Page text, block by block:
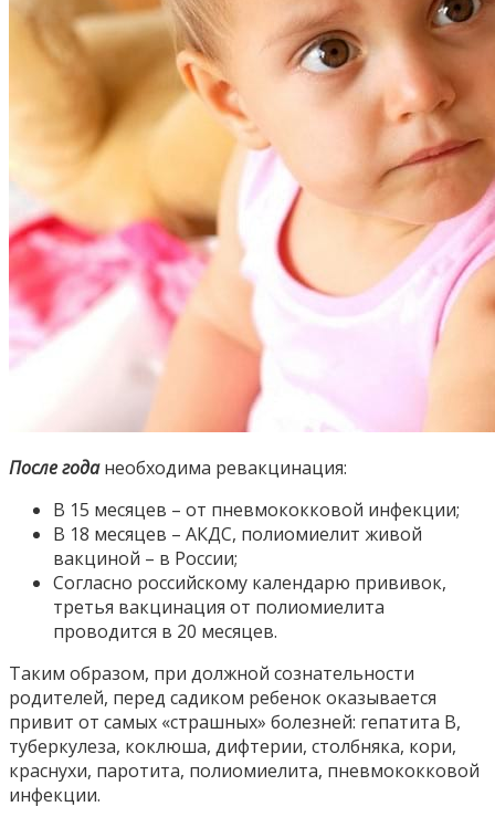
После годанеобходима ревакцинация:
В 15 месяцев – от пневмококковой инфекции;
В 18 месяцев – АКДС, полиомиелит живой
вакциной – в России;
Согласно российскому календарю прививок,
третья вакцинация от полиомиелита
проводится в 20 месяцев.
Таким образом, при должной сознательности
родителей, перед садиком ребенок оказывается
привит от самых «страшных» болезней: гепатита В,
туберкулеза, коклюша, дифтерии, столбняка, кори,
краснухи, паротита, полиомиелита, пневмококковой
инфекции.